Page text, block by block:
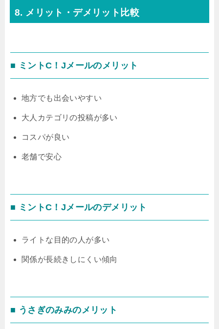
8. メリット・デメリット比較
■ ミントC！Jメールのメリット
地方でも出会いやすい
大人カテゴリの投稿が多い
コスパが良い
老舗で安心
■ ミントC！Jメールのデメリット
ライトな目的の人が多い
関係が長続きしにくい傾向
■ うさぎのみみのメリット